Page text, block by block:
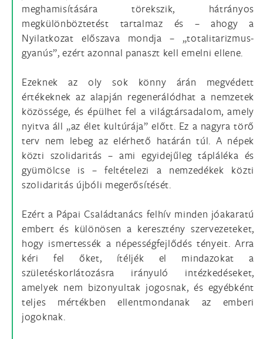
meghamisítására törekszik, hátrányos
megkülönböztetést tartalmaz és – ahogy a
Nyilatkozat előszava mondja – „totalitarizmus-
gyanús”, ezért azonnal panaszt kell emelni ellene.
Ezeknek az oly sok könny árán megvédett
értékeknek az alapján regenerálódhat a nemzetek
közössége, és épülhet fel a világtársadalom, amely
nyitva áll „az élet kultúrája” előtt. Ez a nagyra törő
terv nem lebeg az elérhető határán túl. A népek
közti szolidaritás – ami egyidejűleg tápláléka és
gyümölcse is – feltételezi a nemzedékek közti
szolidaritás újbóli megerősítését.
Ezért a Pápai Családtanács felhív minden jóakaratú
embert és különösen a keresztény szervezeteket,
hogy ismertessék a népességfejlődés tényeit. Arra
kéri fel őket, ítéljék el mindazokat a
születéskorlátozásra irányuló intézkedéseket,
amelyek nem bizonyultak jogosnak, és egyébként
teljes mértékben ellentmondanak az emberi
jogoknak.